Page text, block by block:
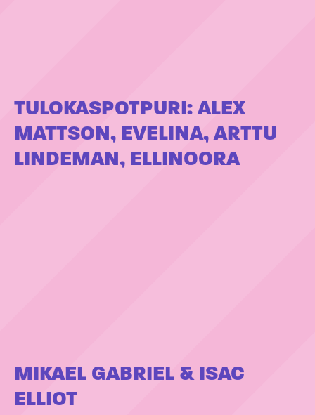
TULOKASPOTPURI: ALEX
MATTSON, EVELINA, ARTTU
LINDEMAN, ELLINOORA
MIKAEL GABRIEL & ISAC
ELLIOT